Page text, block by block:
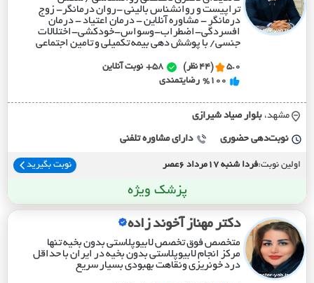
تراپیست و روانشناس بالینی -روان درمانگر- زوج
درمانگر - مشاوره آنلاین - درمان اعتیاد - درمان
افسردگی-اضطراب-وسواس-خودکشی-اختلالات
جنسی/ با پوشش دهی بیمه تکمیلی و تامین اجتماعی
5.0 (44 نظر) 58+
نوبت آنلاین
%100 رضایتمندی
مشهد، بلوار صياد شيرازي
نوبت‌دهی حضوری دارای مشاوره تلفنی
اولین نوبت:فردا شنبه 17مرداد 6عصر نوبت بگیرید
پزشک ویژه
دکتر مهناز آخوند زاده
متخصص فوق تخصص لابیوپلاستی بدون بخیه تنها
مرکز انجام لابیوپلاستی بدون بخیه در ایران با حداقل
درد خونریزی و‌نقاهت بهبودی بسیار سریع